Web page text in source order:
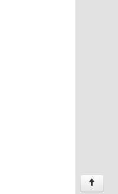
↑